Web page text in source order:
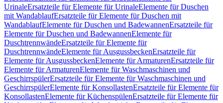
UrinaleErsatzteile für Elemente für UrinaleElemente für Duschen
mit WandablaufErsatzteile für Elemente für Duschen mit
WandablaufElemente für Duschen und BadewannenErsatzteile für
Elemente für Duschen und BadewannenElemente für
DuschtrennwändeErsatzteile für Elemente für
DuschtrennwändeElemente für AusgussbeckenErsatzteile für
Elemente für AusgussbeckenElemente für ArmaturenErsatzteile für
Elemente für ArmaturenElemente für Waschmaschinen und
GeschirrspülerErsatzteile für Elemente für Waschmaschinen und
GeschirrspülerElemente für KonsollastenErsatzteile für Elemente für
KonsollastenElemente für KüchenspülenErsatzteile für Elemente für